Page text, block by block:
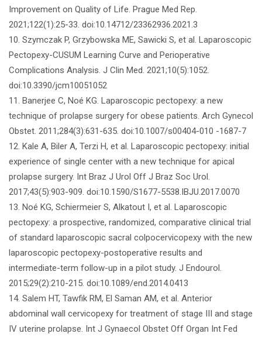
Improvement on Quality of Life. Prague Med Rep.
2021;122(1):25-33. doi:10.14712/23362936.2021.3
10. Szymczak P, Grzybowska ME, Sawicki S, et al. Laparoscopic
Pectopexy-CUSUM Learning Curve and Perioperative
Complications Analysis. J Clin Med. 2021;10(5):1052.
doi:10.3390/jcm10051052
11. Banerjee C, Noé KG. Laparoscopic pectopexy: a new
technique of prolapse surgery for obese patients. Arch Gynecol
Obstet. 2011;284(3):631-635. doi:10.1007/s00404-010 -1687-7
12. Kale A, Biler A, Terzi H, et al. Laparoscopic pectopexy: initial
experience of single center with a new technique for apical
prolapse surgery. Int Braz J Urol Off J Braz Soc Urol.
2017;43(5):903-909. doi:10.1590/S1677-5538.IBJU.2017.0070
13. Noé KG, Schiermeier S, Alkatout I, et al. Laparoscopic
pectopexy: a prospective, randomized, comparative clinical trial
of standard laparoscopic sacral colpocervicopexy with the new
laparoscopic pectopexy-postoperative results and
intermediate-term follow-up in a pilot study. J Endourol.
2015;29(2):210-215. doi:10.1089/end.2014.0413
14. Salem HT, Tawfik RM, El Saman AM, et al. Anterior
abdominal wall cervicopexy for treatment of stage III and stage
IV uterine prolapse. Int J Gynaecol Obstet Off Organ Int Fed